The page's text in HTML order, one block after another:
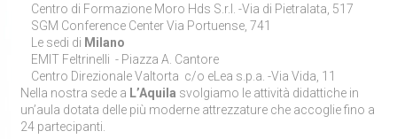
Centro di Formazione Moro Hds S.r.l. -Via di Pietralata, 517
SGM Conference Center Via Portuense, 741
Le sedi di Milano
EMIT Feltrinelli - Piazza A. Cantore
Centro Direzionale Valtorta c/o eLea s.p.a. -Via Vida, 11
Nella nostra sede a L’Aquila svolgiamo le attività didattiche in
un’aula dotata delle più moderne attrezzature che accoglie fino a
24 partecipanti.